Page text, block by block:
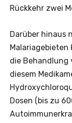
Rückkehr zwei
Darüber hinaus
die Behandlung
diesem
Dosen (bis zu